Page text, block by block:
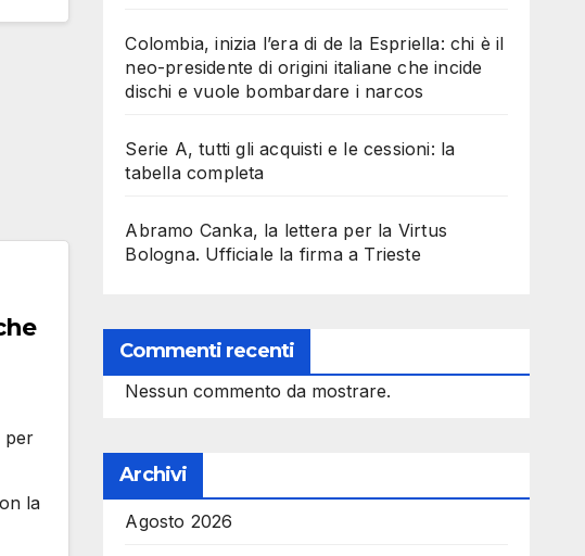
per
la
Colombia, inizia l’era di de la Espriella: chi è il
neo-presidente di origini italiane che incide
dischi e vuole bombardare i narcos
Serie A, tutti gli acquisti e le cessioni: la
tabella completa
Abramo Canka, la lettera per la Virtus
Bologna. Ufficiale la firma a Trieste
Commenti recenti
Nessun commento da mostrare.
Archivi
Agosto 2026